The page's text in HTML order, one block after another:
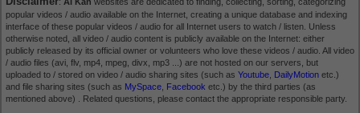
popular videos / audio available on the Internet, creating a unique database and indexing
interface of these popular videos / audio for all Internet users to watch / listen. Unless
otherwise noted, all video / audio content is publicly available on the Internet: either
publicly released by its official owner or volunteers who love these videos / audio. All video
/ audio files (avi, flv, mp4, mpeg, divx, mp3 ...) are not hosted on our servers, but
uploaded to / stored on video / audio sharing sites (such as Youtube DailyMotion etc.)
and file sharing sites (such as MySpace Facebook etc.) by the third parties (as
mentioned above) . Related questions, please contact the appropriate responsible party.